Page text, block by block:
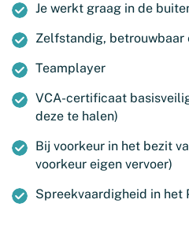
Je werkt graag in de
Zelfstandig, betrouwbaar
Teamplayer
VCA-certificaat
deze te halen)
Bij voorkeur in het bezit
voorkeur eigen vervoer)
Spreekvaardigheid in het